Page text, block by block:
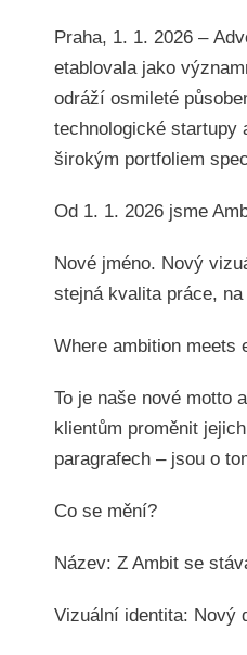
Praha, 1. 1. 2026 –
etablovala jako
odráží osmileté
technologické startupy
širokým portfoliem
Od 1. 1. 2026 jsme
Nové jméno. Nový
stejná kvalita práce,
Where ambition meets
To je naše nové motto
klientům proměnit
paragrafech – jsou o
Co se mění?
Název: Z Ambit se
Vizuální identita: Nový